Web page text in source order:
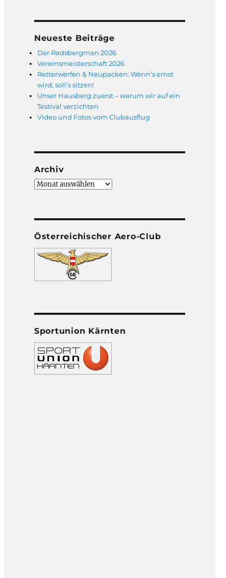
Neueste Beiträge
Der Radsbergman 2026
Vereinsmeisterschaft 2026
Retterwerfen & Neupacken: Wenn’s ernst
wird, soll’s sitzen!
Unser Hausberg zuerst – warum wir auf ein
Testival verzichten
Video und Fotos vom Clubausflug
Archiv
Archiv
Österreichischer Aero-Club
Sportunion Kärnten